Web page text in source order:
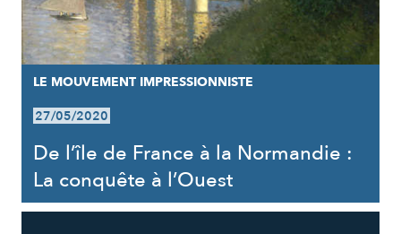
LE MOUVEMENT IMPRESSIONNISTE
27/05/2020
De l’île de France à la Normandie :
La conquête à l’Ouest